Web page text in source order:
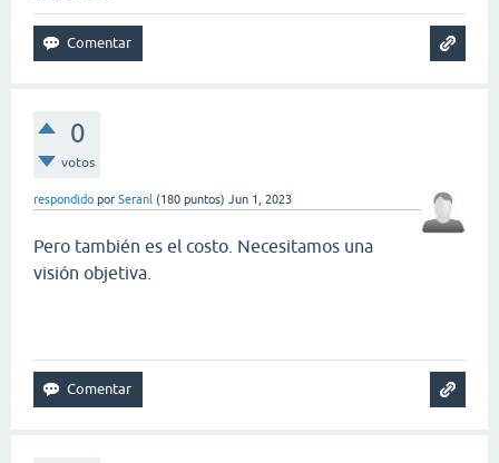
0
votos
respondido por Seranl (180 puntos) Jun 1, 2023
Pero también es el costo. Necesitamos una
visión objetiva.